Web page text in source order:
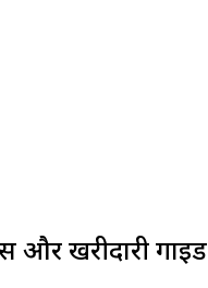
और खरीदारी गाइड